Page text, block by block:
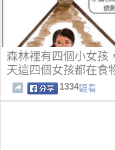
森林裡有四個小女孩
天這四個女孩都在食
1334觀看